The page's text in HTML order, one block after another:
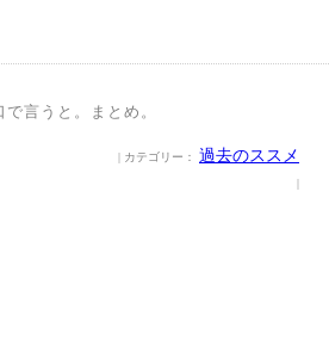
言うと。まとめ。
| カテゴリー： 過去のススメ
|